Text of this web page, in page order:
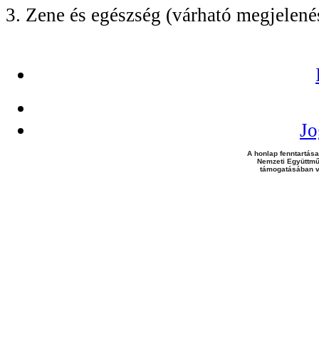
3. Zene és egészség (várható
A honlap
Nemzeti
támogatásában